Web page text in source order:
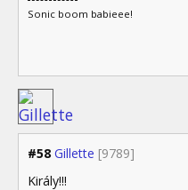
Sonic boom babieee!
#58 Gillette [9789]
Király!!!